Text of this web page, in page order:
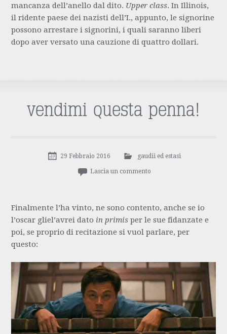
mancanza dell’anello dal dito. Upper class. In Illinois,
il ridente paese dei nazisti dell’I., appunto, le signorine
possono arrestare i signorini, i quali saranno liberi
dopo aver versato una cauzione di quattro dollari.
vendimi questa penna!
29 Febbraio 2016 gaudii ed estasi
Lascia un commento
Finalmente l’ha vinto, ne sono contento, anche se io
l’oscar gliel’avrei dato in primis per le sue fidanzate e
poi, se proprio di recitazione si vuol parlare, per
questo: